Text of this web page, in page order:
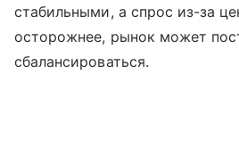
стабильными, а спрос из-за
осторожнее, рынок может
сбалансироваться.